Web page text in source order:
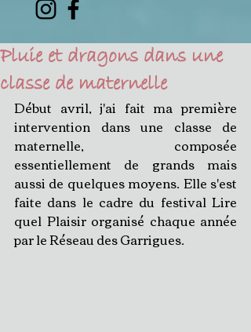
Pluie et dragons dans une
classe de maternelle
Début avril, j'ai fait ma première
intervention dans une classe de
maternelle, composée
essentiellement de grands mais
aussi de quelques moyens. Elle s'est
faite dans le cadre du festival Lire
quel Plaisir organisé chaque année
par le Réseau des Garrigues.